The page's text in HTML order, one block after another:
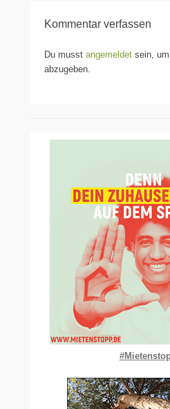
Kommentar verfassen
Du musst angemeldet sein,
abzugeben.